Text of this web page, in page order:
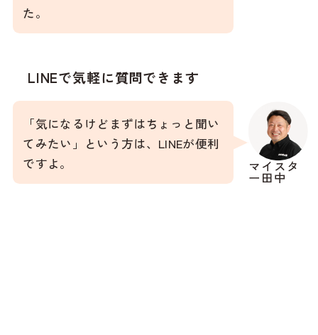
た。
LINEで気軽に質問できます
マイスタ
ー田中
「気になるけどまずはちょっと聞い
てみたい」という方は、LINEが便利
ですよ。